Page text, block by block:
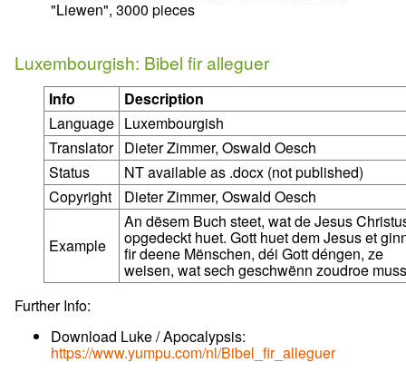
"Liewen", 3000 pieces
Luxembourgish: Bibel fir alleguer
Info
Description
Language Luxembourgish
Translator Dieter Zimmer, Oswald Oesch
Status
NT available as .docx (not published)
Copyright
Dieter Zimmer, Oswald Oesch
Example
An dësem Buch steet, wat de Jesus
opgedeckt huet. Gott huet dem Jesus et
fir deene Mënschen, déi Gott déngen, ze
weisen, wat sech geschwënn zoudroe
Further Info:
Download Luke / Apocalypsis:
https://www.yumpu.com/nl/Bibel_fir_alleguer